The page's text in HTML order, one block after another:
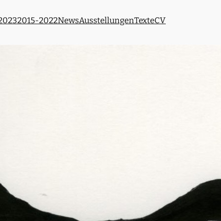
2015-2022NewsAusstellungenTexteCV